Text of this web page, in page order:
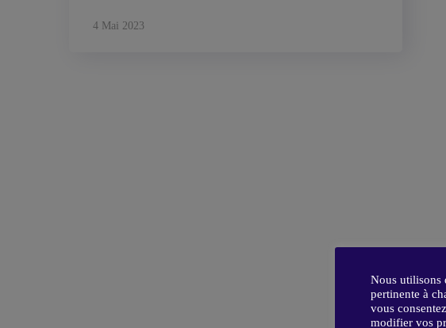
4 Mai 2023
Nous utilisons
pertinente à
vous
modifier vos